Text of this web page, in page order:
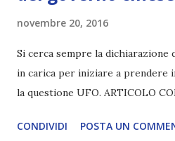
novembre 20, 2016
Si cerca sempre la dichiarazione
in carica per iniziare a prendere
la questione UFO. ARTICOLO
CONDIVIDI
POSTA UN